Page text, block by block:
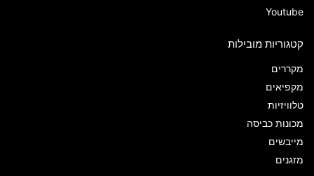
Youtube
קטגוריות מובילות
מקררים
מקפיאים
טלוויזיות
מכונות כביסה
מייבשים
מזגנים